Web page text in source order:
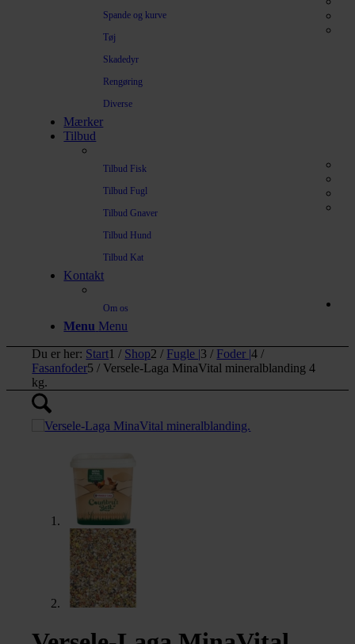
Spande og kurve
Tøj
Skadedyr
Rengøring
Diverse
Mærker
Tilbud
Tilbud Fisk
Tilbud Fugl
Tilbud Gnaver
Tilbud Hund
Tilbud Kat
Kontakt
Om os
Menu Menu
Du er her: Start1 / Shop2 / Fugle |3 / Foder |4 /
Fasanfoder5 / Versele-Laga MinaVital mineralblanding 4
kg.